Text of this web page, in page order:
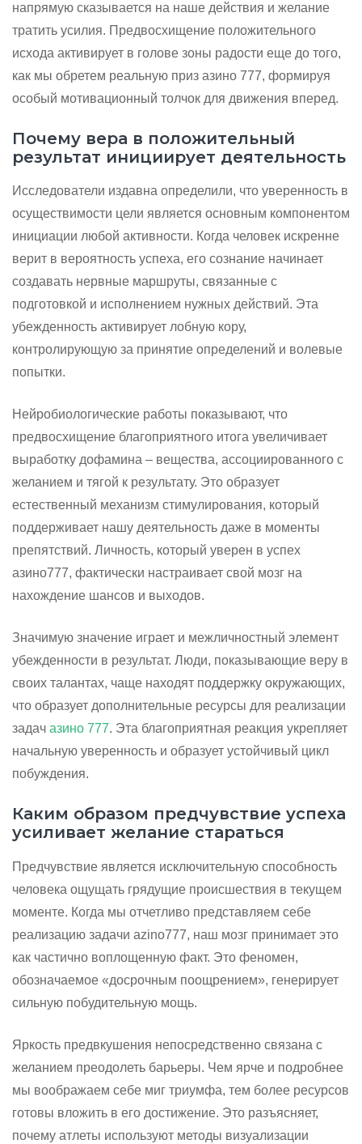
напрямую сказывается на наше действия и желание
тратить усилия. Предвосхищение положительного
исхода активирует в голове зоны радости еще до того,
как мы обретем реальную приз азино 777, формируя
особый мотивационный толчок для движения вперед.
Почему вера в положительный
результат инициирует деятельность
Исследователи издавна определили, что уверенность в
осуществимости цели является основным компонентом
инициации любой активности. Когда человек искренне
верит в вероятность успеха, его сознание начинает
создавать нервные маршруты, связанные с
подготовкой и исполнением нужных действий. Эта
убежденность активирует лобную кору,
контролирующую за принятие определений и волевые
попытки.
Нейробиологические работы показывают, что
предвосхищение благоприятного итога увеличивает
выработку дофамина – вещества, ассоциированного с
желанием и тягой к результату. Это образует
естественный механизм стимулирования, который
поддерживает нашу деятельность даже в моменты
препятствий. Личность, который уверен в успех
азино777, фактически настраивает свой мозг на
нахождение шансов и выходов.
Значимую значение играет и межличностный элемент
убежденности в результат. Люди, показывающие веру в
своих талантах, чаще находят поддержку окружающих,
что образует дополнительные ресурсы для реализации
задач азино 777. Эта благоприятная реакция укрепляет
начальную уверенность и образует устойчивый цикл
побуждения.
Каким образом предчувствие успеха
усиливает желание стараться
Предчувствие является исключительную способность
человека ощущать грядущие происшествия в текущем
моменте. Когда мы отчетливо представляем себе
реализацию задачи azino777, наш мозг принимает это
как частично воплощенную факт. Это феномен,
обозначаемое «досрочным поощрением», генерирует
сильную побудительную мощь.
Яркость предвкушения непосредственно связана с
желанием преодолеть барьеры. Чем ярче и подробнее
мы воображаем себе миг триумфа, тем более ресурсов
готовы вложить в его достижение. Это разъясняет,
почему атлеты используют методы визуализации